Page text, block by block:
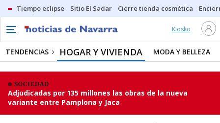
Tiempo eclipse Sitio El Sadar Cierre tienda cosmética
Kiosko
TENDENCIAS HOGAR Y VIVIENDA MODA Y BELLEZA
SOCIEDAD
Adjudicadas por 135 millones las obras de la nueva
variante entre Pamplona y Jaca